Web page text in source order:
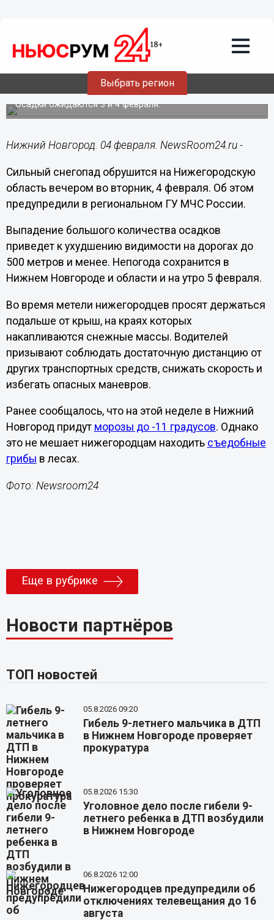
Выбрать регион
04.02.202516:34
Мощный снегопад идет на
Нижегородскую область
Осадки ожидаются 3 и 4 февраля.
Нижний Новгород. 04 февраля. NewsRoom24.ru -
Сильный снегопад обрушится на Нижегородскую
область вечером во вторник, 4 февраля. Об этом
предупредили в региональном ГУ МЧС России.
Выпадение большого количества осадков
приведет к ухудшению видимости на дорогах до
500 метров и менее. Непогода сохранится в
Нижнем Новгороде и области и на утро 5 февраля.
Во время метели нижегородцев просят держаться
подальше от крыш, на краях которых
накапливаются снежные массы. Водителей
призывают соблюдать достаточную дистанцию от
других транспортных средств, снижать скорость и
избегать опасных маневров.
Ранее сообщалось, что на этой неделе в Нижний
Новгород придут морозы до -11 градусов. Однако
это не мешает нижегородцам находить съедобные
грибы в лесах.
Фото: Newsroom24
Еще в рубрике
Новости партнёров
ТОП новостей
05.8.2026 09:20
Гибель 9-летнего мальчика в ДТП
в Нижнем Новгороде проверяет
прокуратура
05.8.2026 15:30
Уголовное дело после гибели 9-
летнего ребенка в ДТП возбудили
в Нижнем Новгороде
06.8.2026 12:00
Нижегородцев предупредили об
отключениях телевещания до 16
августа